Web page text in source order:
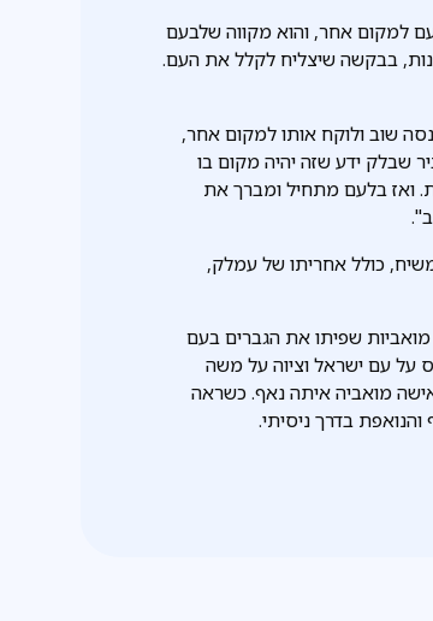
למקום אחר, והוא מקווה שלבעם
בבקשה שיצליח לקלל את העם.
שוב ולוקח אותו למקום אחר,
שבלק ידע שזה יהיה מקום בו
ואז בלעם מתחיל ומברך את
כולל אחריתו של עמלק,
שפיתו את הגברים בעם
על עם ישראל וציוה על משה
מואביה איתה נאף. כשראה
בדרך ניסיתי.